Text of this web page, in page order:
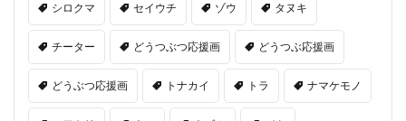
シロクマ セイウチ ゾウ タヌキ
チーター どうつぶつ応援画 どうつぶ応援画
どうぶつ応援画 トナカイ トラ ナマケモノ